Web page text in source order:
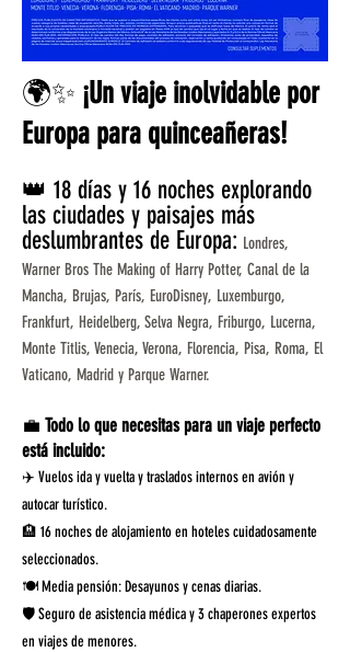
🌍✨ ¡Un viaje inolvidable por
Europa para quinceañeras!
👑 18 días y 16 noches explorando
las ciudades y paisajes más
deslumbrantes de Europa: Londres,
Warner Bros The Making of Harry Potter, Canal de la
Mancha, Brujas, París, EuroDisney, Luxemburgo,
Frankfurt, Heidelberg, Selva Negra, Friburgo, Lucerna,
Monte Titlis, Venecia, Verona, Florencia, Pisa, Roma, El
Vaticano, Madrid y Parque Warner.
💼 Todo lo que necesitas para un viaje perfecto
está incluido:
✈️ Vuelos ida y vuelta y traslados internos en avión y
autocar turístico.
🏨 16 noches de alojamiento en hoteles cuidadosamente
seleccionados.
🍽️ Media pensión: Desayunos y cenas diarias.
🛡️ Seguro de asistencia médica y 3 chaperones expertos
en viajes de menores.